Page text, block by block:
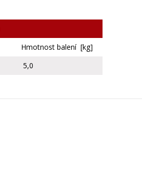
Hmotnost balení [kg]
5,0